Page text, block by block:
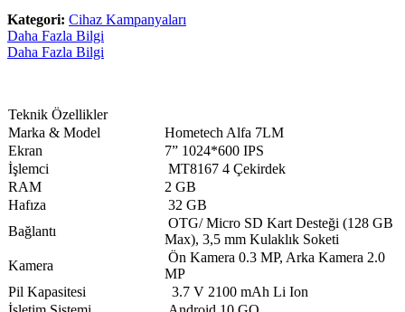
Kategori: Cihaz Kampanyaları
Daha Fazla Bilgi
Daha Fazla Bilgi
​Teknik Özellikler
Marka & Model
Hometech Alfa 7LM
​Ekran
7” 1024*600 IPS
​İşlemci
MT8167 4 Çekirdek​
​RAM
​2 GB
Hafıza
32 GB​
​Bağlantı
OTG/ Micro SD Kart Desteği (128 GB
Max), 3,5 mm Kulaklık Soketi​
​Kamera
Ön Kamera 0.3 MP, Arka Kamera 2.0
MP​
​Pil Kapasitesi
3.7 V 2100 mAh Li Ion